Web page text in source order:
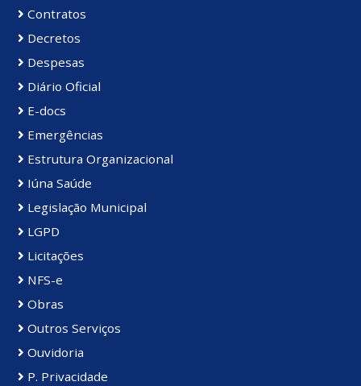
Contratos
Decretos
Despesas
Diário Oficial
E-docs
Emergências
Estrutura Organizacional
Iúna Saúde
Legislação Municipal
LGPD
Licitações
NFS-e
Obras
Outros Serviços
Ouvidoria
P. Privacidade